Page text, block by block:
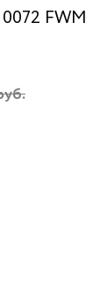
FWM